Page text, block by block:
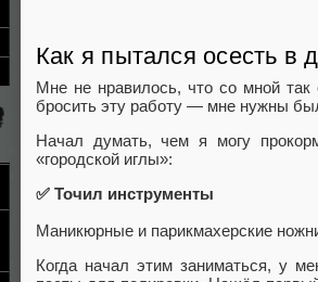
Как я пытался осесть в
Мне не нравилось, что со мной
бросить эту работу — мне нужны
Начал думать, чем я могу
«городской иглы»:
✅ Точил инструменты
Маникюрные и парикмахерские
Когда начал этим заниматься, у